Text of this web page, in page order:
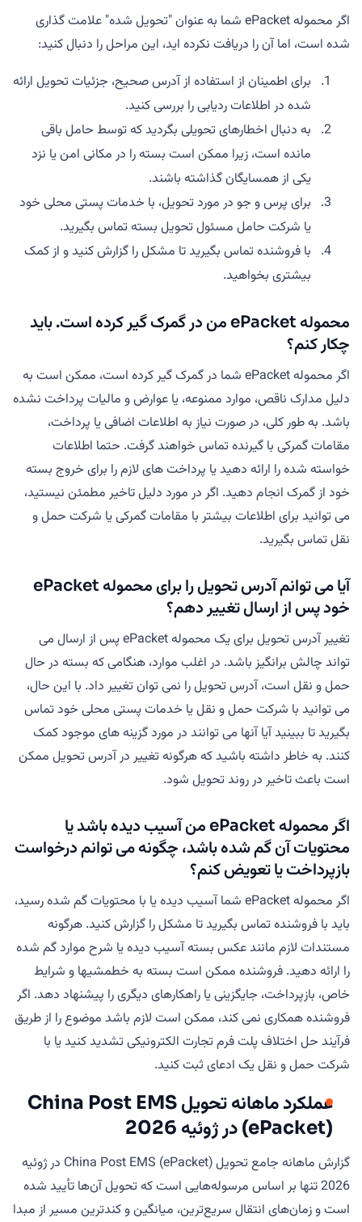
اگر محموله ePacket شما به عنوان "تحویل شده" علامت گذاری
شده است، اما آن را دریافت نکرده اید، این مراحل را دنبال کنید:
برای اطمینان از استفاده از آدرس صحیح، جزئیات تحویل ارائه
شده در اطلاعات ردیابی را بررسی کنید.
به دنبال اخطارهای تحویلی بگردید که توسط حامل باقی
مانده است، زیرا ممکن است بسته را در مکانی امن یا نزد
یکی از همسایگان گذاشته باشند.
برای پرس و جو در مورد تحویل، با خدمات پستی محلی خود
یا شرکت حامل مسئول تحویل بسته تماس بگیرید.
با فروشنده تماس بگیرید تا مشکل را گزارش کنید و از کمک
بیشتری بخواهید.
محموله ePacket من در گمرک گیر کرده است. باید
چکار کنم؟
اگر محموله ePacket شما در گمرک گیر کرده است، ممکن است به
دلیل مدارک ناقص، موارد ممنوعه، یا عوارض و مالیات پرداخت نشده
باشد. به طور کلی، در صورت نیاز به اطلاعات اضافی یا پرداخت،
مقامات گمرکی با گیرنده تماس خواهند گرفت. حتما اطلاعات
خواسته شده را ارائه دهید یا پرداخت های لازم را برای خروج بسته
خود از گمرک انجام دهید. اگر در مورد دلیل تاخیر مطمئن نیستید،
می توانید برای اطلاعات بیشتر با مقامات گمرکی یا شرکت حمل و
نقل تماس بگیرید.
آیا می توانم آدرس تحویل را برای محموله ePacket
خود پس از ارسال تغییر دهم؟
تغییر آدرس تحویل برای یک محموله ePacket پس از ارسال می
تواند چالش برانگیز باشد. در اغلب موارد، هنگامی که بسته در حال
حمل و نقل است، آدرس تحویل را نمی توان تغییر داد. با این حال،
می توانید با شرکت حمل و نقل یا خدمات پستی محلی خود تماس
بگیرید تا ببینید آیا آنها می توانند در مورد گزینه های موجود کمک
کنند. به خاطر داشته باشید که هرگونه تغییر در آدرس تحویل ممکن
است باعث تاخیر در روند تحویل شود.
اگر محموله ePacket من آسیب دیده باشد یا
محتویات آن گم شده باشد، چگونه می توانم درخواست
بازپرداخت یا تعویض کنم؟
اگر محموله ePacket شما آسیب دیده یا با محتویات گم شده رسید،
باید با فروشنده تماس بگیرید تا مشکل را گزارش کنید. هرگونه
مستندات لازم مانند عکس بسته آسیب دیده یا شرح موارد گم شده
را ارائه دهید. فروشنده ممکن است بسته به خطمشیها و شرایط
خاص، بازپرداخت، جایگزینی یا راهکارهای دیگری را پیشنهاد دهد. اگر
فروشنده همکاری نمی کند، ممکن است لازم باشد موضوع را از طریق
فرآیند حل اختلاف پلت فرم تجارت الکترونیکی تشدید کنید یا با
شرکت حمل و نقل یک ادعای ثبت کنید.
عملکرد ماهانه تحویل China Post EMS
(ePacket) در ژوئیه 2026
گزارش ماهانه جامع تحویل China Post EMS (ePacket) در ژوئیه
2026 تنها بر اساس مرسوله‌هایی است که تحویل آن‌ها تأیید شده
است و زمان‌های انتقال سریع‌ترین، میانگین و کندترین مسیر از مبدا